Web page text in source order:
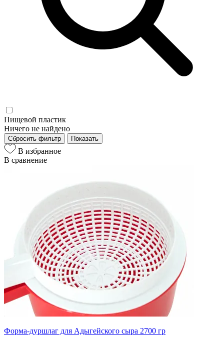
Пищевой пластик
Ничего не найдено
Сбросить фильтр Показать
В избранное
В сравнение
Форма-дуршлаг для Адыгейского сыра 2700 гр